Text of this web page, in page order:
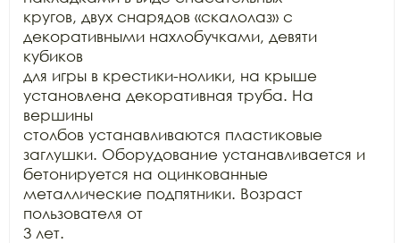
кругов, двух снарядов «скалолаз» с
декоративными нахлобучками, девяти
кубиков
для игры в крестики-нолики, на крыше
установлена декоративная труба. На
вершины
столбов устанавливаются пластиковые
заглушки. Оборудование устанавливается и
бетонируется на оцинкованные
металлические подпятники. Возраст
пользователя от
3 лет.